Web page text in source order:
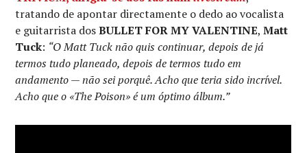
tratando de apontar directamente o dedo ao vocalista
e guitarrista dosBULLET FOR MY VALENTINE,Matt
Tuck: “O Matt Tuck não quis continuar, depois de já
termos tudo planeado, depois de termos tudo em
andamento — não sei porquê. Acho que teria sido incrível.
Acho que o «The Poison» é um óptimo álbum.”